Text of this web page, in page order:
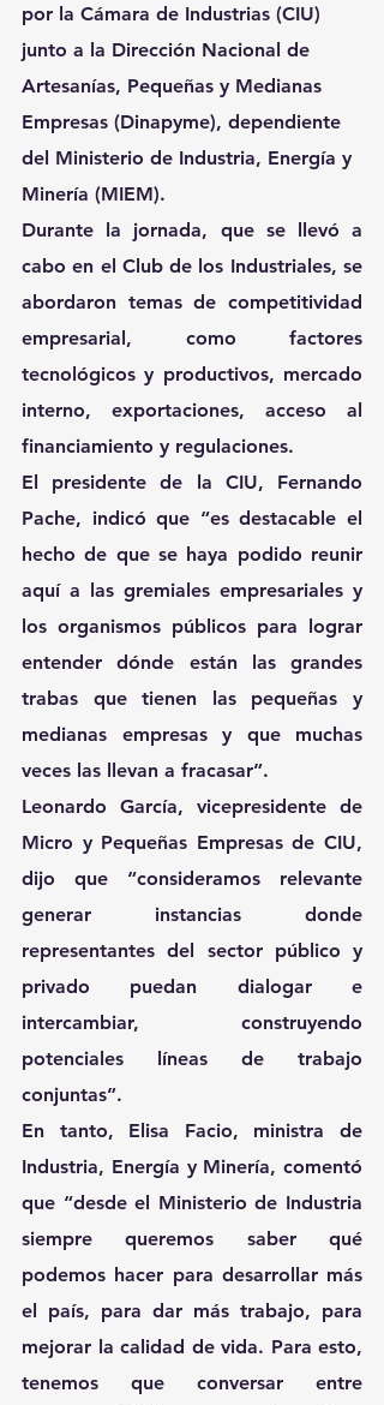
por la Cámara de Industrias (CIU)
junto a la Dirección Nacional de
Artesanías, Pequeñas y Medianas
Empresas (Dinapyme), dependiente
del Ministerio de Industria, Energía y
Minería (MIEM).
Durante la jornada, que se llevó a
cabo en el Club de los Industriales, se
abordaron temas de competitividad
empresarial, como factores
tecnológicos y productivos, mercado
interno, exportaciones, acceso al
financiamiento y regulaciones.
El presidente de la CIU, Fernando
Pache, indicó que “es destacable el
hecho de que se haya podido reunir
aquí a las gremiales empresariales y
los organismos públicos para lograr
entender dónde están las grandes
trabas que tienen las pequeñas y
medianas empresas y que muchas
veces las llevan a fracasar”.
Leonardo García, vicepresidente de
Micro y Pequeñas Empresas de CIU,
dijo que “consideramos relevante
generar instancias donde
representantes del sector público y
privado puedan dialogar e
intercambiar, construyendo
potenciales líneas de trabajo
conjuntas”.
En tanto, Elisa Facio, ministra de
Industria, Energía y Minería, comentó
que “desde el Ministerio de Industria
siempre queremos saber qué
podemos hacer para desarrollar más
el país, para dar más trabajo, para
mejorar la calidad de vida. Para esto,
tenemos que conversar entre